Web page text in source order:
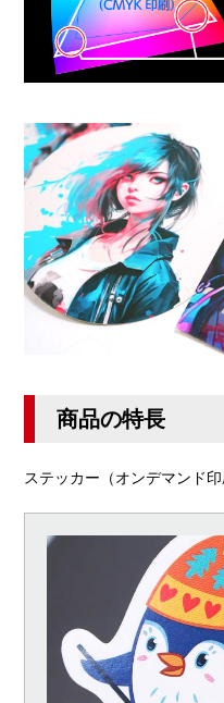
商品の特長
ステッカー（オンデマンド